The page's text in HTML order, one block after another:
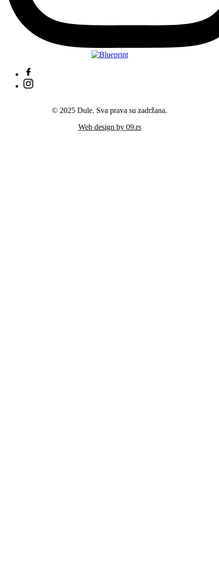
© 2025 Dule. Sva prava su zadržana.
Web design by 09.rs